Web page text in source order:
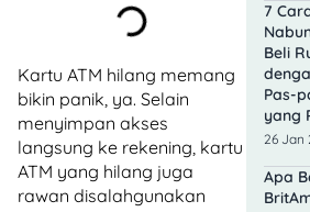
Kartu ATM hilang memang
bikin panik, ya. Selain
menyimpan akses
langsung ke rekening, kartu
ATM yang hilang juga
rawan disalahgunakan
7
Beli
Pas-
yang
26 Jan
Apa